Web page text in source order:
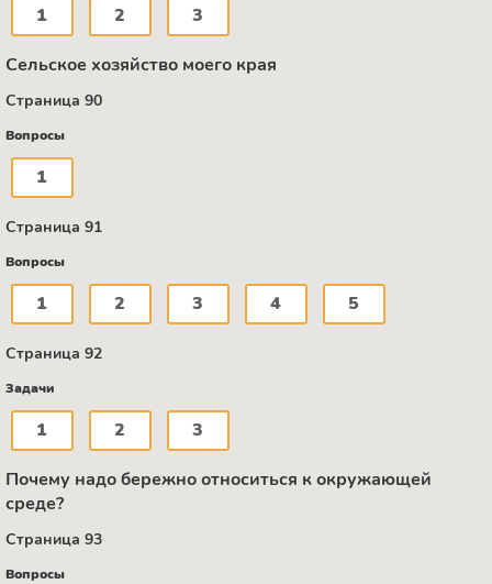
1 2 3
Сельское хозяйство моего края
Страница 90
Вопросы
1
Страница 91
Вопросы
1 2 3 4 5
Страница 92
Задачи
1 2 3
Почему надо бережно относиться к окружающей
среде?
Страница 93
Вопросы